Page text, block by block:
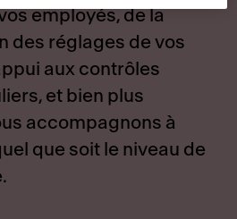
employés, de la
des réglages de vos
aux contrôles
et bien plus
accompagnons à
que soit le niveau de